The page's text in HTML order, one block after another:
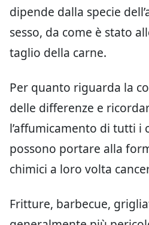
dipende dalla specie
sesso, da come è stato
taglio della carne.
Per quanto riguarda la
delle differenze e
l’affumicamento di tutti i
possono portare alla
chimici a loro volta
Fritture, barbecue,